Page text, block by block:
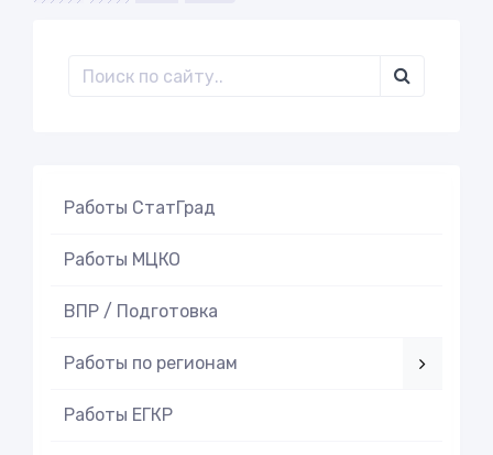
Работы СтатГрад
Работы МЦКО
ВПР / Подготовка
Работы по регионам
Работы ЕГКР